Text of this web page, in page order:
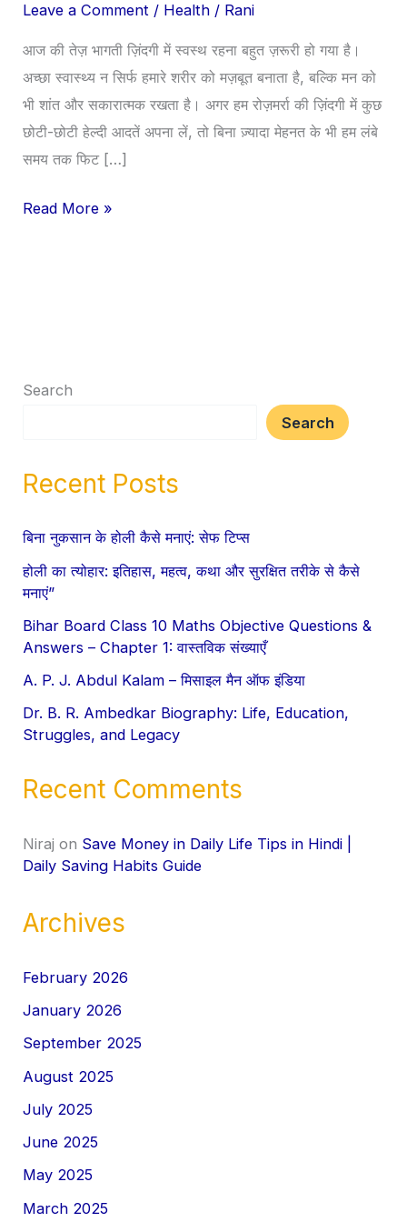
Leave a Comment / Health / Rani
आज की तेज़ भागती ज़िंदगी में स्वस्थ रहना बहुत ज़रूरी हो गया है।
अच्छा स्वास्थ्य न सिर्फ हमारे शरीर को मज़बूत बनाता है, बल्कि मन को
भी शांत और सकारात्मक रखता है। अगर हम रोज़मर्रा की ज़िंदगी में कुछ
छोटी-छोटी हेल्दी आदतें अपना लें, तो बिना ज़्यादा मेहनत के भी हम लंबे
समय तक फिट […]
Life
Hindi
Habits
Read More »
Search
Search
Recent Posts
बिना नुकसान के होली कैसे मनाएं: सेफ टिप्स
होली का त्योहार: इतिहास, महत्व, कथा और सुरक्षित तरीके से कैसे
मनाएं”
Bihar Board Class 10 Maths Objective Questions &
Answers – Chapter 1: वास्तविक संख्याएँ
A. P. J. Abdul Kalam – मिसाइल मैन ऑफ इंडिया
Dr. B. R. Ambedkar Biography: Life, Education,
Struggles, and Legacy
Recent Comments
Niraj on Save Money in Daily Life Tips in Hindi |
Daily Saving Habits Guide
Archives
February 2026
January 2026
September 2025
August 2025
July 2025
June 2025
May 2025
March 2025